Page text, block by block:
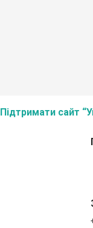
Підтримати сайт